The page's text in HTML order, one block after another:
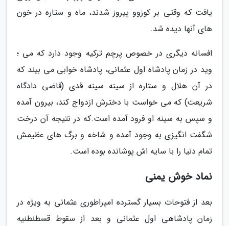
یافت که وقتی بر کوزوو پیروز شدند، ماه و ستاره در خون
های آنها دیده شد.
افسانه دیگری در خصوص پرچم ترکیه وجود دارد که می ؛
وید در زمان پادشاه اول عثمانی، پادشاه خوابی می بیند که
در آن هلال و ستاره از سینه سینه قدی (قاضی دادگاه
شریعت) که می خواست با دخترش ازدواج کند، بیرون آمده
و سپس به سینه او فرود آمده است.که در نتیجه آن درخت
شگفت انگیزی به وجود آمده و شاخه و برگ های عظیمش
تمام دنیا را با سایه اش پوشانده بوده است.
نماد خوش یمنی
بعد از فتوحات بسیار گسترده امپراطوری عثمانی به ویژه در
زمان پادشاهی اول عثمانی و بعد از سقوط قسطنطنیه